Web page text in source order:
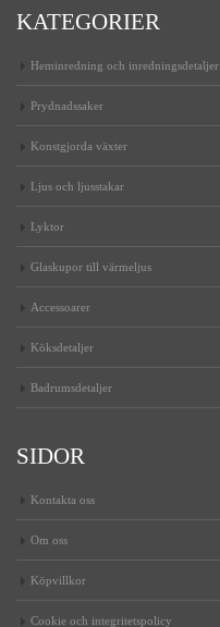
KATEGORIER
Heminredning och inredningsdetaljer
Prydnadssaker
Konstgjorda växter
Ljus och ljusstakar
Lyktor
Glaskupor till värmeljus
Accessoarer
Köksdetaljer
Badrumsdetaljer
SIDOR
Kontakta oss
Om oss
Köpvillkor
Cookie och integritetspolicy